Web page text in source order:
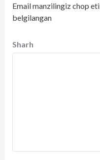
Email manzilingiz chop
belgilangan
Sharh